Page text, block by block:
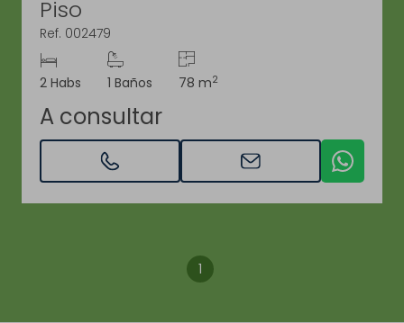
Piso
Ref. 002479
2 Habs 1 Baños 78 m2
A consultar
1